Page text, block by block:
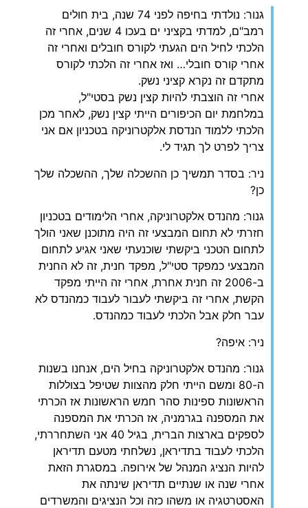
גנור: נולדתי בחיפה לפני 74 שנה, בית חולים
רמב"ם, למדתי בקציני ים בעכו 4 שנים, אחרי זה
הלכתי לחיל הים הגעתי לקורס חובלים ואחרי זה
אחרי קורס חובלי… ואז אחרי זה הלכתי לקורס
מתקדם זה נקרא קציני נשק.
אחרי זה הוצבתי להיות קצין נשק בסטי"ל,
במלחמת יום הכיפורים הייתי קצין נשק, לאחר מכן
הלכתי ללמוד הנדסת אלקטרוניקה בטכניון אם אני
צריך לפרט לך תגיד לי.
ניר: בסדר תמשיך כן ההשכלה שלך, ההשכלה שלך
כן?
גנור: מהנדס אלקטרוניקה, אחרי הלימודים בטכניון
חזרתי לא תחום המבצעי זה היה מתוכנן שאני הולך
לתחום הטכני ביקשתי שוכנעתי שאני אגיע לתחום
המבצעי כמפקד סטי"ל, מפקד חנית, זה לא החנית
ב-2006 זה חנית אחרת, אחרי זה הייתי מפקד
הקשת, אחרי זה ביקשתי לעבור לעבוד כמהנדס לא
עבר חלק אבל הלכתי לעבוד כמהנדס.
ניר: איפה?
גנור: מהנדס אלקטרוניקה בחיל הים, אנחנו בשנות
ה-80 ומשם הייתי חלק מהצוות שטיפל בצוללות
הראשונות ספינות סהר חמש הראשונות אז הכרתי
את המספנה בגרמניה, אז הכרתי את המספנה
לספקים בארצות הברית, בגיל 40 אני השתחררתי,
הלכתי לעבוד בתדיראן, נשלחתי מטעם תדיראן
להיות הנציג המנהל של אירופה. במסגרת הזאת
אחרי שנה או שנתיים תדיראן שינתה את
האסטרטגיה או משהו כזה וכל הנציגים והמשרדים